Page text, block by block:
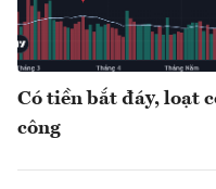
Có tiền bắt đáy, loạt
công